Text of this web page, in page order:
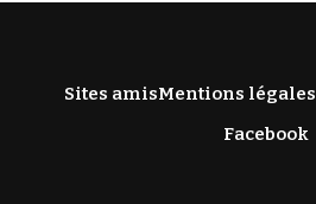
Sites amisMentions légales
Facebook